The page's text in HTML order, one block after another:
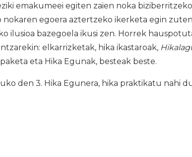
emakumeei egiten zaien noka
nokaren egoera aztertzeko ikerketa egin
ilusioa bazegoela ikusi zen. Horrek
elkarrizketak, hika ikastaroak,
eta Hika Egunak, besteak beste.
den 3. Hika Egunera, hika praktikatu nahi